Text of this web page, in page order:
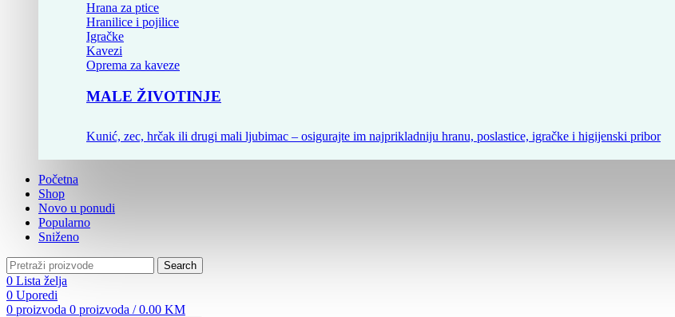
Hrana za ptice
Hranilice i pojilice
Igračke
Kavezi
Oprema za kaveze
MALE ŽIVOTINJE
Kunić, zec, hrčak ili drugi mali ljubimac – osigurajte im najprikladniju hranu, poslastice, igračke i higijenski pribor
Početna
Shop
Novo u ponudi
Popularno
Sniženo
Search
0 Lista želja
0 Uporedi
0 proizvoda 0 proizvoda / 0.00 KM